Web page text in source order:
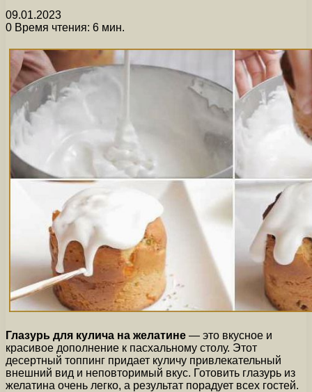
09.01.2023
0 Время чтения: 6 мин.
Глазурь для кулича на желатине — это вкусное и
красивое дополнение к пасхальному столу. Этот
десертный топпинг придает куличу привлекательный
внешний вид и неповторимый вкус. Готовить глазурь из
желатина очень легко, а результат порадует всех гостей.